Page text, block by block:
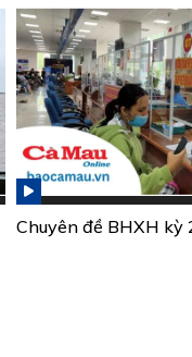
Chuyên đề BHXH kỳ